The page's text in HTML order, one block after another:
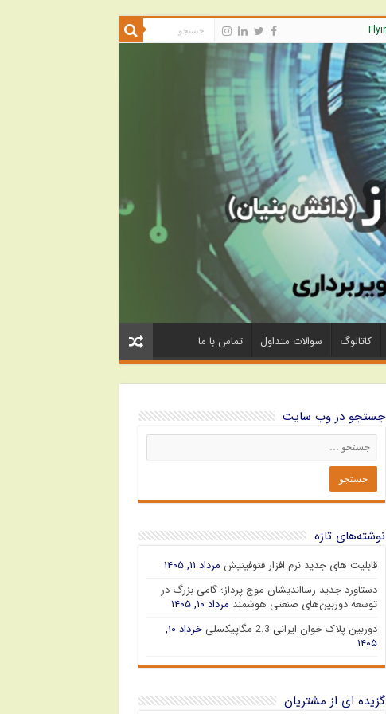
کاتالوگ سوالات متداول تماس با ما
جستجو در وب سایت
نوشته‌های تازه
قابلیت های جدید نرم افزار فتوفینیش مرداد ۱۱, ۱۴۰۵
دستاورد جدید رسااندیشان موج پرداز؛ گامی بزرگ در
توسعه دوربین‌های صنعتی هوشمند مرداد ۱۰, ۱۴۰۵
دوربین پلاک خوان ایرانی 2.3 مگاپیکسلی
خرداد ۱۰,
۱۴۰۵
گزیده ای از مشتریان